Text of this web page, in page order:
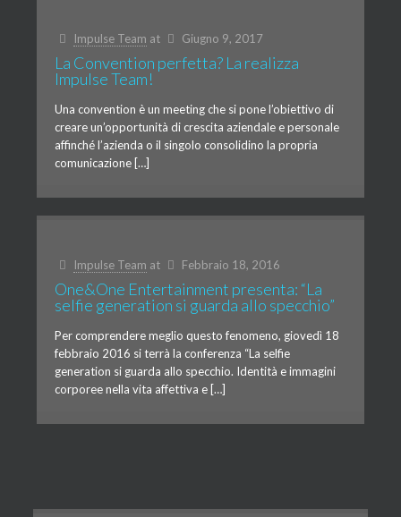
Impulse Team at Giugno 9, 2017
La Convention perfetta? La realizza
Impulse Team!
Una convention è un meeting che si pone l’obiettivo di
creare un’opportunità di crescita aziendale e personale
affinché l’azienda o il singolo consolidino la propria
comunicazione […]
Impulse Team at Febbraio 18, 2016
One&One Entertainment presenta: “La
selfie generation si guarda allo specchio”
Per comprendere meglio questo fenomeno, giovedì 18
febbraio 2016 si terrà la conferenza “La selfie
generation si guarda allo specchio. Identità e immagini
corporee nella vita affettiva e […]